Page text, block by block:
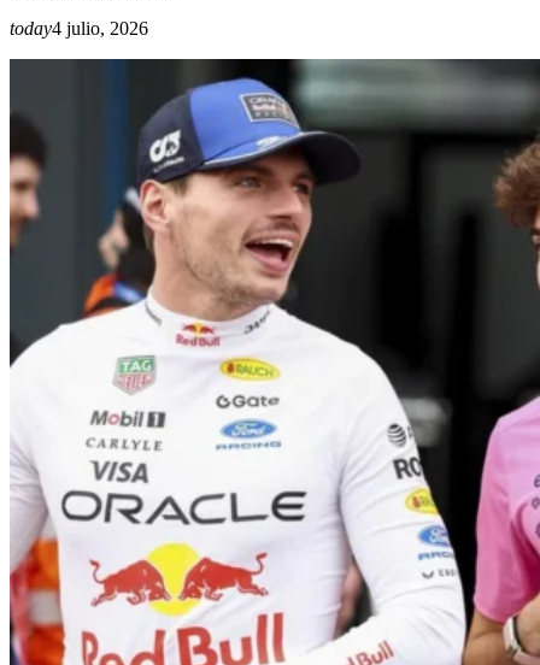
today4 julio, 2026